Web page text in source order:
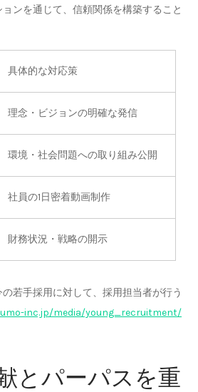
ンを通じて、信頼関係を構築すること
具体的な対応策
理念・ビジョンの明確な発信
環境・社会問題への取り組み公開
社員の1日密着動画制作
財務状況・戦略の開示
若手採用に対して、採用担当者が行う
inc.jp/media/young_recruitment/
とパーパスを重